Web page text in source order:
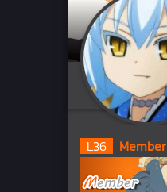
L36 Member